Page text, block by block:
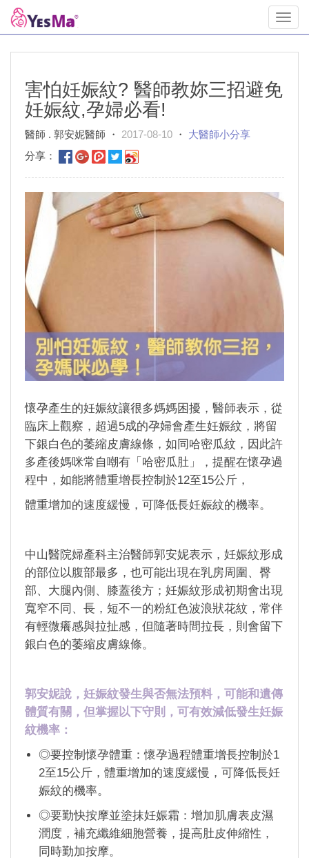
害怕妊娠紋? 醫師教妳三招避免
妊娠紋,孕婦必看!
醫師 . 郭安妮醫師 ・ 2017-08-10 ・ 大醫師小分享
分享：
懷孕產生的妊娠紋讓很多媽媽困擾，醫師表示，從
臨床上觀察，超過5成的孕婦會產生妊娠紋，將留
下銀白色的萎縮皮膚線條，如同哈密瓜紋，因此許
多產後媽咪常自嘲有「哈密瓜肚」，提醒在懷孕過
程中，如能將體重增長控制於12至15公斤，
體重增加的速度緩慢，可降低長妊娠紋的機率。
中山醫院婦產科主治醫師郭安妮表示，妊娠紋形成
的部位以腹部最多，也可能出現在乳房周圍、臀
部、大腿內側、膝蓋後方；妊娠紋形成初期會出現
寬窄不同、長，短不一的粉紅色波浪狀花紋，常伴
有輕微癢感與拉扯感，但隨著時間拉長，則會留下
銀白色的萎縮皮膚線條。
郭安妮說，妊娠紋發生與否無法預料，可能和遺傳
體質有關，但掌握以下守則，可有效減低發生妊娠
紋機率：
◎要控制懷孕體重：懷孕過程體重增長控制於1
2至15公斤，體重增加的速度緩慢，可降低長妊
娠紋的機率。
◎要勤快按摩並塗抹妊娠霜：增加肌膚表皮濕
潤度，補充纖維細胞營養，提高肚皮伸縮性，
同時勤加按摩。